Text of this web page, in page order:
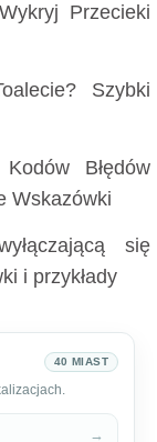
Przecieki
Szybki
Błędów
Wskazówki
się
i przykłady
40 MIAST
→